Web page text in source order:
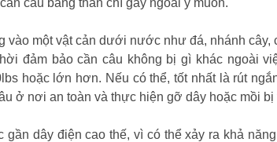
vào một vật cản dưới nước như đá, nhánh cây,
đảm bảo cần câu không bị gì khác ngoài
hoặc lớn hơn. Nếu có thể, tốt nhất là rút
ở nơi an toàn và thực hiện gỡ dây hoặc mồi
dây điện cao thế, vì có thể xảy ra khả